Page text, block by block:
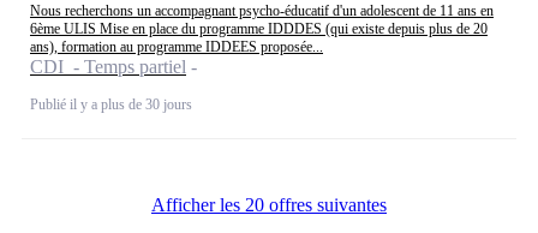
Nous recherchons un accompagnant psycho-éducatif d'un adolescent de 11 ans en
6ème ULIS Mise en place du programme IDDDES (qui existe depuis plus de 20
ans), formation au programme IDDEES proposée...
CDI - Temps partiel
Publié il y a plus de 30 jours
Afficher les 20 offres suivantes